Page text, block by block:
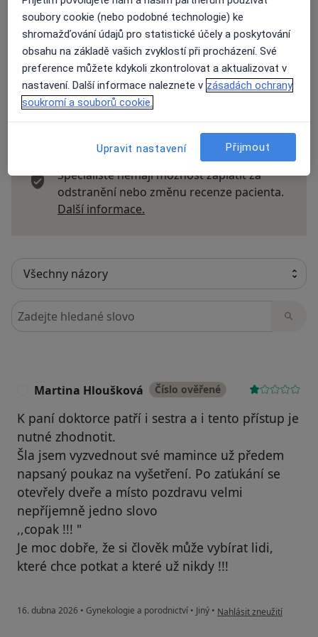
Názory
Přidejte svůj názor
33 názorů
Recenze pacientů jsou pro nás důležité.
Specialisté nemají možnost zaplatit za
odstranění nebo změnu recenze pacienta.
Další informace.
Hledejte v názorech
Martina Hloušková Číslo ověřené
K paní doktorce patří i sestra a i tento přístup je
nutné zhodnotit.
Šla jsem vyzvednout své mamince už předem
napsaný poukaz na vyšetření. Po zaťukání se
otevřely dveře a místo pozdravu velmi
nepříjemně jedno slovo
,,copak !!! "
Je moc dobře, že si člověk může vybírat lidi,
které chce potkat a které už nikdy !!!
16. dubna 2026 • Gynekologie a porodnictví • Jiný • podle názoru uživatele
Nahlásit zneužití
soubory cookie (nebo podobné technologie) ke
shromažďování údajů pro statistické účely a poskytování
obsahu na základě vašich zvyklostí při procházení. Své
preference můžete kdykoli zkontrolovat a aktualizovat v
nastavení. Další informace naleznete v zásadách ochrany
soukromí a souborů cookie.
Upravit nastavení Přijmout